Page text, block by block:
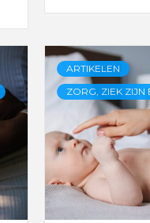
ARTIKELEN
ZORG, ZIEK ZIJN